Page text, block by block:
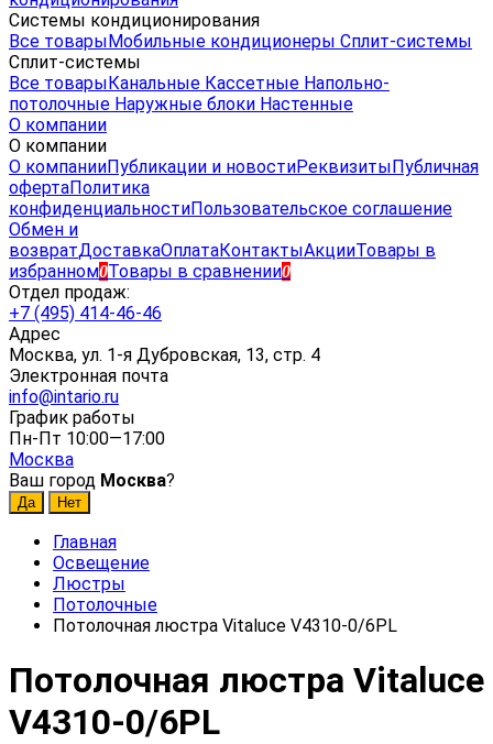
Системы кондиционирования
Все товарыМобильные кондиционеры Сплит-системы
Сплит-системы
Все товарыКанальные Кассетные Напольно-
потолочные Наружные блоки Настенные
О компании
О компании
О компанииПубликации и новостиРеквизитыПубличная
офертаПолитика
конфиденциальностиПользовательское соглашение
Обмен и
возвратДоставкаОплатаКонтактыАкцииТовары в
избранном0Товары в сравнении0
Отдел продаж:
+7 (495) 414-46-46
Адрес
Москва, ул. 1-я Дубровская, 13, стр. 4
Электронная почта
info@intario.ru
График работы
Пн-Пт 10:00—17:00
Москва
Ваш город Москва?
Главная
Освещение
Люстры
Потолочные
Потолочная люстра Vitaluce V4310-0/6PL
Потолочная люстра Vitaluce
V4310-0/6PL